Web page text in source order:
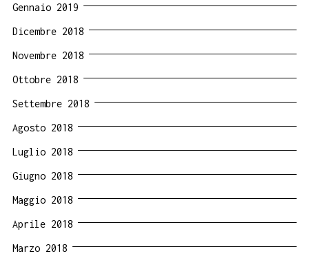
Gennaio 2019
Dicembre 2018
Novembre 2018
Ottobre 2018
Settembre 2018
Agosto 2018
Luglio 2018
Giugno 2018
Maggio 2018
Aprile 2018
Marzo 2018